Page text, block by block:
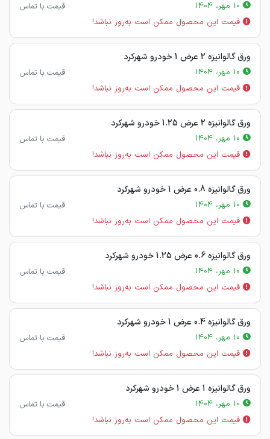
قیمت با تماس
قیمت این محصول ممکن است به‌روز نباشد!
ورق گالوانیزه 2 عرض 1 خودرو شهرکرد
قیمت با تماس
قیمت این محصول ممکن است به‌روز نباشد!
ورق گالوانیزه 2 عرض 1.25 خودرو شهرکرد
قیمت با تماس
قیمت این محصول ممکن است به‌روز نباشد!
ورق گالوانیزه 0.8 عرض 1 خودرو شهرکرد
قیمت با تماس
قیمت این محصول ممکن است به‌روز نباشد!
ورق گالوانیزه 0.6 عرض 1.25 خودرو شهرکرد
قیمت با تماس
قیمت این محصول ممکن است به‌روز نباشد!
ورق گالوانیزه 0.4 عرض 1 خودرو شهرکرد
قیمت با تماس
قیمت این محصول ممکن است به‌روز نباشد!
ورق گالوانیزه 1 عرض 1 خودرو شهرکرد
قیمت با تماس
قیمت این محصول ممکن است به‌روز نباشد!